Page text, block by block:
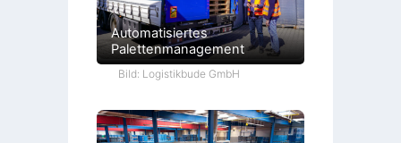
Automatisiertes
Palettenmanagement
Bild: Logistikbude GmbH